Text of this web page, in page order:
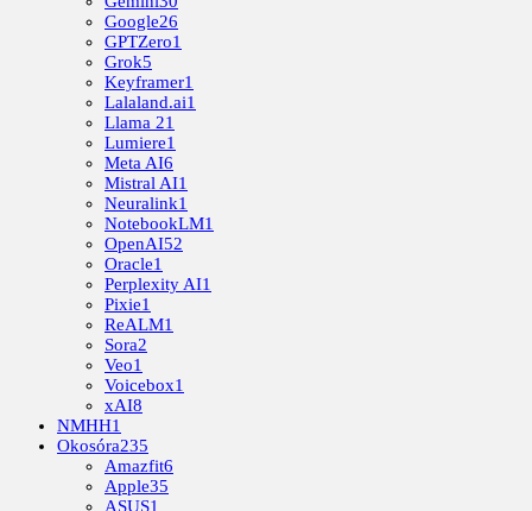
Google26
GPTZero1
Grok5
Keyframer1
Lalaland.ai1
Llama 21
Lumiere1
Meta AI6
Mistral AI1
Neuralink1
NotebookLM1
OpenAI52
Oracle1
Perplexity AI1
Pixie1
ReALM1
Sora2
Veo1
Voicebox1
xAI8
NMHH1
Okosóra235
Amazfit6
Apple35
ASUS1